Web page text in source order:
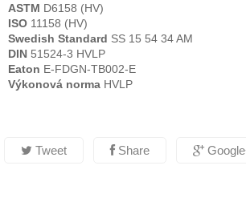
ASTM D6158 (HV)
ISO 11158 (HV)
Swedish Standard SS 15 54 34 AM
DIN 51524-3 HVLP
Eaton E-FDGN-TB002-E
Výkonová norma HVLP
Tweet Share